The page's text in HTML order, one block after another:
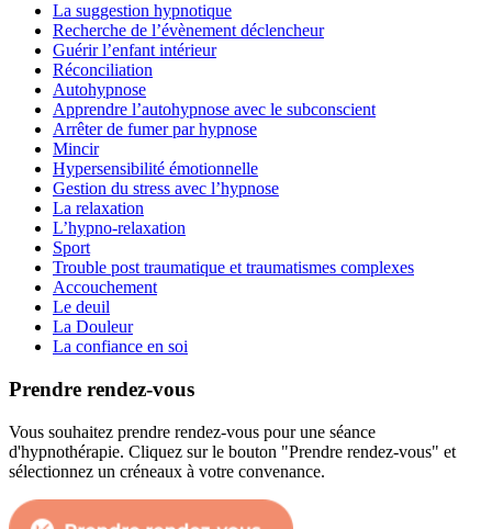
La suggestion hypnotique
Recherche de l’évènement déclencheur
Guérir l’enfant intérieur
Réconciliation
Autohypnose
Apprendre l’autohypnose avec le subconscient
Arrêter de fumer par hypnose
Mincir
Hypersensibilité émotionnelle
Gestion du stress avec l’hypnose
La relaxation
L’hypno-relaxation
Sport
Trouble post traumatique et traumatismes complexes
Accouchement
Le deuil
La Douleur
La confiance en soi
Prendre rendez-vous
Vous souhaitez prendre rendez-vous pour une séance
d'hypnothérapie. Cliquez sur le bouton "Prendre rendez-vous" et
sélectionnez un créneaux à votre convenance.